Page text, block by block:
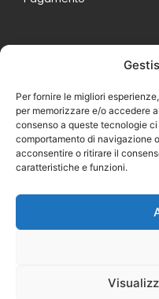
Per fornire le migliori
per memorizzare e/o accedere
consenso a queste tecnologie
comportamento di navigazione
acconsentire o ritirare il
caratteristiche e funzioni.